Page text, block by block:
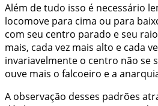
Além de tudo isso é necessário
locomove para cima ou para
com seu centro parado e seu
mais, cada vez mais alto e cada
invariavelmente o centro não se
ouve mais o falcoeiro e a
A observação desses padrões